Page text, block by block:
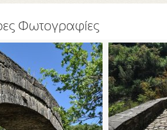
Φωτογραφίες